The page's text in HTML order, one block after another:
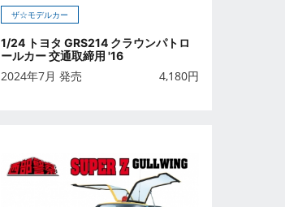
ザ☆モデルカー
1/24 トヨタ GRS214 クラウンパトロ
ールカー 交通取締用 '16
2024年7月 発売 4,180円